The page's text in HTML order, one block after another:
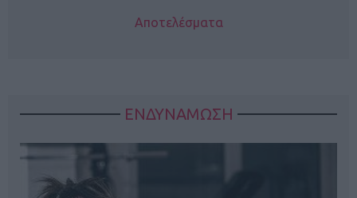
Αποτελέσματα
ΕΝΔΥΝΑΜΩΣΗ